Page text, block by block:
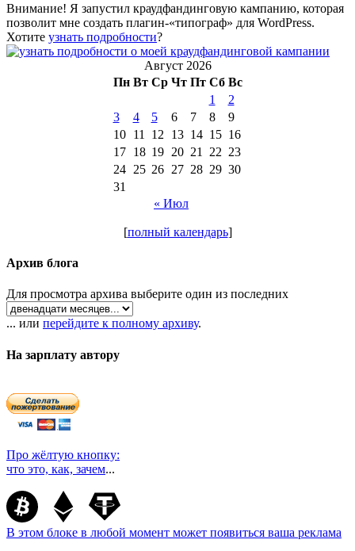
Внимание! Я запустил краудфандинговую кампанию, которая
позволит мне создать плагин-«типограф» для WordPress.
Хотите узнать подробности?
Август 2026
Пн Вт Ср Чт Пт Сб Вс
1
2
3
4 5 6 7 8
9
10
11 12 13 14 15 16
17
18 19 20 21 22 23
24
25 26 27 28 29 30
31
« Июл
[полный календарь]
Архив блога
Для просмотра архива выберите один из последних
... или перейдите к полному архиву.
На зарплату автору
Про жёлтую кнопку:
что это, как, зачем...
В этом блоке в любой момент может появиться ваша реклама